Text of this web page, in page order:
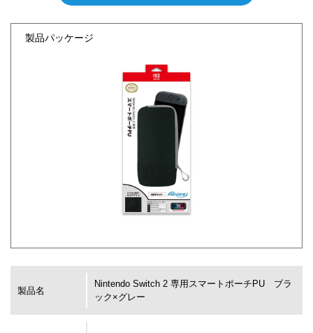
製品名
Nintendo Switch 2 専用スマートポーチPU ブラ
ック×グレー
製品パッケージ